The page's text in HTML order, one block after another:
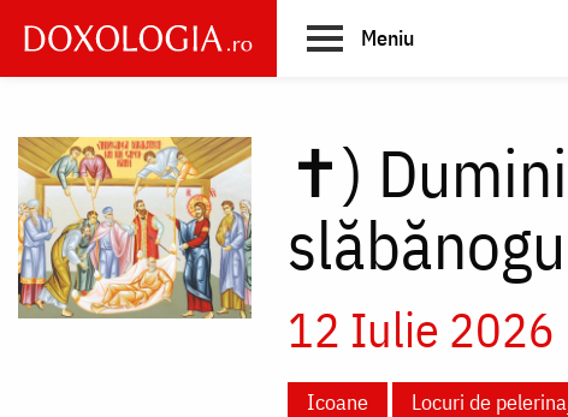
main
Meniu
✝)
12 Iulie 2026
Icoane Locuri de